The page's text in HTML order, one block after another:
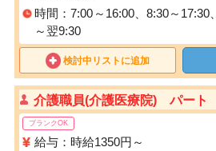
時間：7:00～16:00、8:30～17:30
～翌9:30
検討中リストに追加
介護職員(介護医療院) パート
ブランクOK
給与：時給1350円～